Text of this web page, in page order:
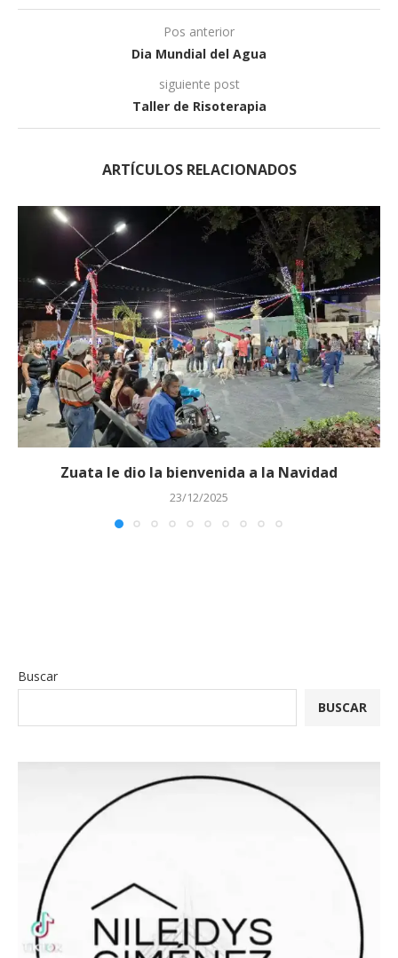
Pos anterior
Dia Mundial del Agua
siguiente post
Taller de Risoterapia
ARTÍCULOS RELACIONADOS
Zuata le dio la bienvenida a la Navidad
23/12/2025
Buscar
BUSCAR